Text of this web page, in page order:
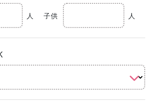
人 子供 人